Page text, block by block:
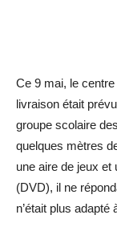
Ce 9 mai, le
livraison était
groupe scolaire
quelques mètres
une aire de jeux et
(DVD), il ne
n’était plus adapté